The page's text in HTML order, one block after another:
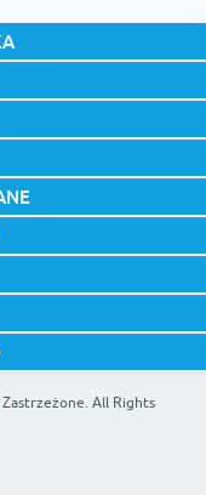
Zastrzeżone. All Rights